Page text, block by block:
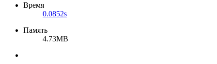
Время
0.0852s
Память
4.73MB